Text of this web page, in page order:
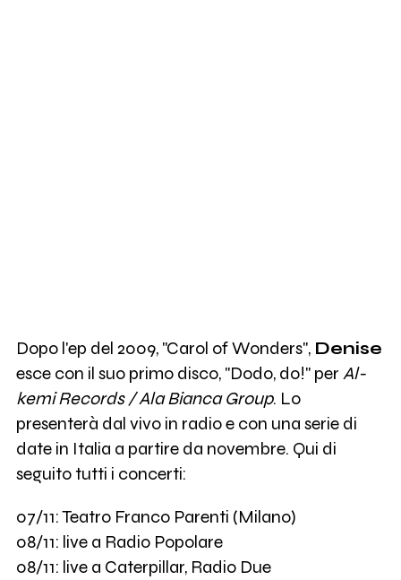
Dopo l'ep del 2009, "Carol of Wonders", Denise
esce con il suo primo disco, "Dodo, do!" per Al-
kemi Records / Ala Bianca Group. Lo
presenterà dal vivo in radio e con una serie di
date in Italia a partire da novembre. Qui di
seguito tutti i concerti:
07/11: Teatro Franco Parenti (Milano)
08/11: live a Radio Popolare
08/11: live a Caterpillar, Radio Due